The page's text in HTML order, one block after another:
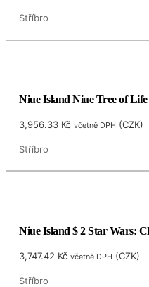
Stříbro
Niue Island Niue Tree of Life
3,956.33 Kč včetně DPH (CZK)
Stříbro
Niue Island $ 2 Star Wars:
3,747.42 Kč včetně DPH (CZK)
Stříbro